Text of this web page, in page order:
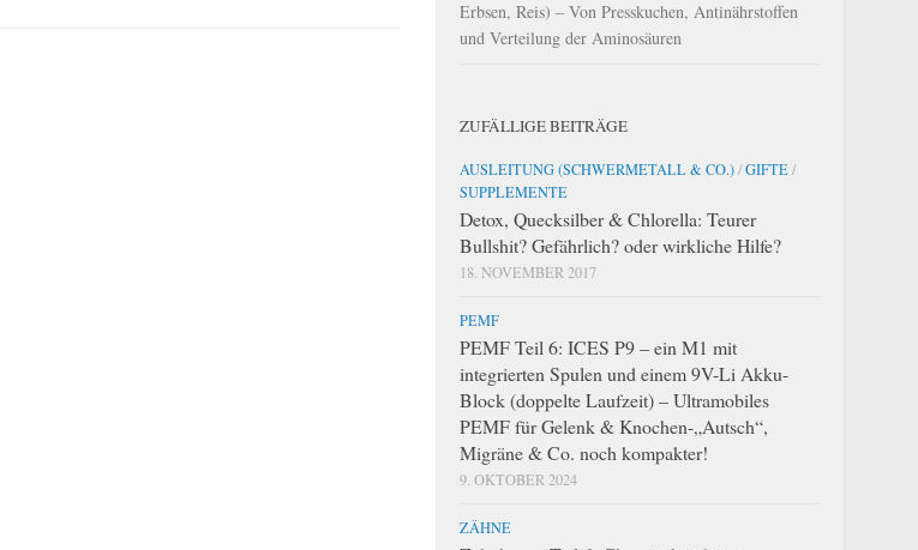
Erbsen, Reis) – Von Presskuchen, Antinährstoffen
und Verteilung der Aminosäuren
ZUFÄLLIGE BEITRÄGE
AUSLEITUNG (SCHWERMETALL & CO.)/GIFTE/
SUPPLEMENTE
Detox, Quecksilber & Chlorella: Teurer
Bullshit? Gefährlich? oder wirkliche Hilfe?
18. NOVEMBER 2017
PEMF
PEMF Teil 6: ICES P9 – ein M1 mit
integrierten Spulen und einem 9V-Li Akku-
Block (doppelte Laufzeit) – Ultramobiles
PEMF für Gelenk & Knochen-„Autsch“,
Migräne & Co. noch kompakter!
9. OKTOBER 2024
ZÄHNE